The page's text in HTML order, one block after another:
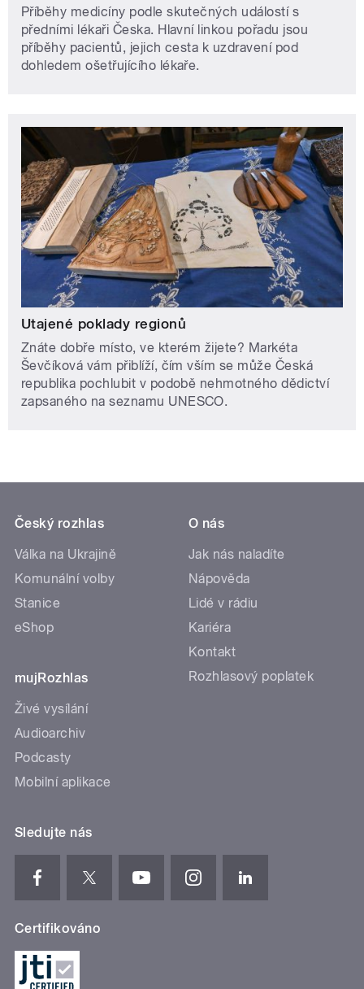
Příběhy medicíny podle skutečných událostí s
předními lékaři Česka. Hlavní linkou pořadu jsou
příběhy pacientů, jejich cesta k uzdravení pod
dohledem ošetřujícího lékaře.
Utajené poklady regionů
Znáte dobře místo, ve kterém žijete? Markéta
Ševčíková vám přiblíží, čím vším se může Česká
republika pochlubit v podobě nehmotného dědictví
zapsaného na seznamu UNESCO.
Český rozhlas
Válka na Ukrajině
Komunální volby
Stanice
eShop
mujRozhlas
Živé vysílání
Audioarchiv
Podcasty
Mobilní aplikace
O nás
Jak nás naladíte
Nápověda
Lidé v rádiu
Kariéra
Kontakt
Rozhlasový poplatek
Sledujte nás
Certifikováno